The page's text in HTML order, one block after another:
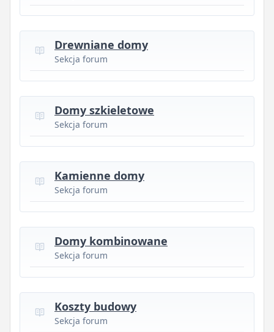
Drewniane domy
Sekcja forum
Domy szkieletowe
Sekcja forum
Kamienne domy
Sekcja forum
Domy kombinowane
Sekcja forum
Koszty budowy
Sekcja forum